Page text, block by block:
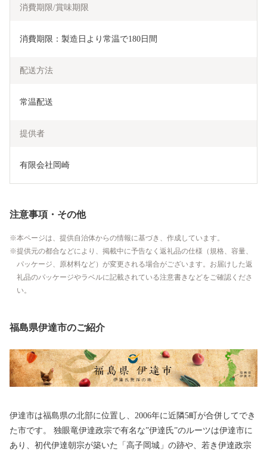
消費期限/賞味期限
消費期限：製造日より常温で180日間
配送方法
常温配送
提供者
有限会社岡崎
注意事項・その他
本ページは、提供自治体からの情報に基づき、作成しています。
提供元の都合などにより、掲載中に予告なく返礼品の仕様（規格、容量、
パッケージ、原材料など）が変更される場合がございます。お届けした返
礼品のパッケージやラベルに記載されている注意書きなどをご確認くださ
い。
福島県伊達市のご紹介
伊達市は福島県の北部に位置し、2006年に近隣5町が合併してでき
た市です。 独眼竜伊達政宗で有名な”伊達氏”のルーツは伊達市に
あり、初代伊達朝宗が築いた「高子岡城」の跡や、若き伊達政宗